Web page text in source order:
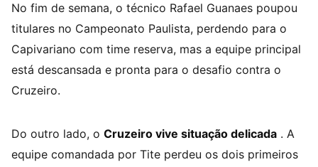
No fim de semana, o técnico Rafael Guanaes poupou
titulares no Campeonato Paulista, perdendo para o
Capivariano com time reserva, mas a equipe principal
está descansada e pronta para o desafio contra o
Cruzeiro.
Do outro lado, o Cruzeiro vive situação delicada . A
equipe comandada por Tite perdeu os dois primeiros